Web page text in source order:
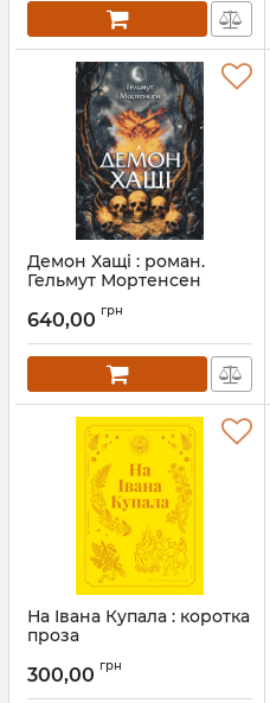
Демон Хащі : роман.
Гельмут Мортенсен
640,00 грн
На Івана Купала : коротка
проза
300,00 грн